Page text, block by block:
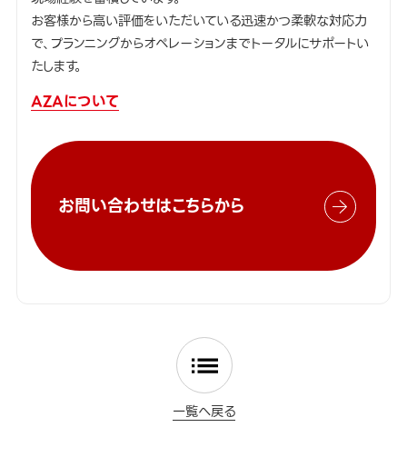
お客様から高い評価をいただいている迅速かつ柔軟な対応力
で、プランニングからオペレーションまでトータルにサポートい
たします。
AZAについて
お問い合わせはこちらから
一覧へ戻る